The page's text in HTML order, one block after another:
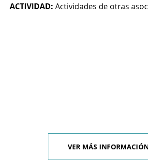
ACTIVIDAD: Actividades de otras
VER MÁS